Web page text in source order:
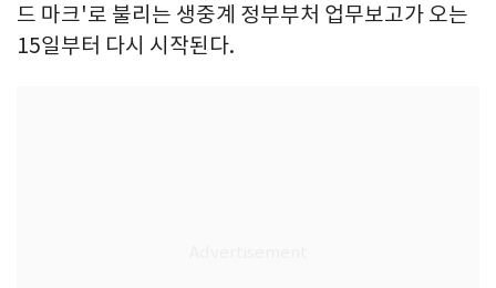
드 마크'로 불리는 생중계 정부부처 업무보고가 오는
15일부터 다시 시작된다.